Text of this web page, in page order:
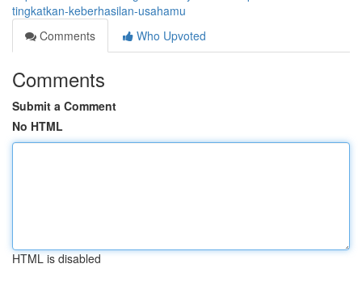
tingkatkan-keberhasilan-usahamu
Comments
Who Upvoted
Comments
Submit a Comment
No HTML
HTML is disabled